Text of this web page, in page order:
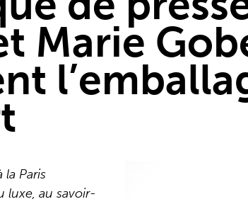
Marie
la Paris
luxe, au savoir-